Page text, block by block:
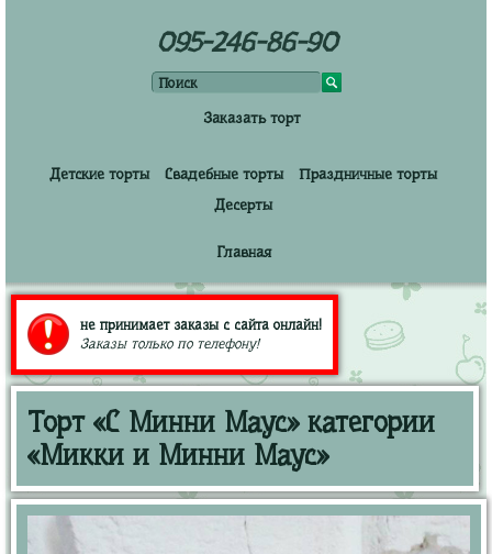
095-246-86-90
Заказать торт
Детские торты Свадебные торты
Праздничные торты
Десерты
Главная
не принимает заказы с сайта онлайн!
Заказы только по телефону!
Торт «С Минни Маус» категории
«Микки и Минни Маус»